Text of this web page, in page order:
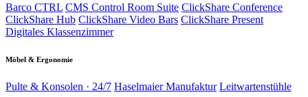
Barco CTRL CMS Control Room Suite ClickShare Conference
ClickShare Hub ClickShare Video Bars ClickShare Present
Digitales Klassenzimmer
Möbel & Ergonomie
Pulte & Konsolen · 24/7 Haselmaier Manufaktur Leitwartenstühle